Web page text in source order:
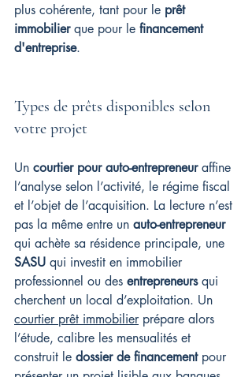
plus cohérente, tant pour le prêt
immobilier que pour le financement
d'entreprise.
Types de prêts disponibles selon
votre projet
Un courtier pour auto-entrepreneur affine
l’analyse selon l’activité, le régime fiscal
et l’objet de l’acquisition. La lecture n’est
pas la même entre un auto-entrepreneur
qui achète sa résidence principale, une
SASU qui investit en immobilier
professionnel ou des entrepreneurs qui
cherchent un local d’exploitation. Un
courtier prêt immobilier prépare alors
l’étude, calibre les mensualités et
construit le dossier de financement pour